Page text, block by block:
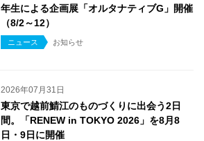
年生による企画展「オルタナティブG」開催
（8/2～12）
ニュース お知らせ
2026年07月31日
東京で越前鯖江のものづくりに出会う2日
間。「RENEW in TOKYO 2026」を8月8
日・9日に開催